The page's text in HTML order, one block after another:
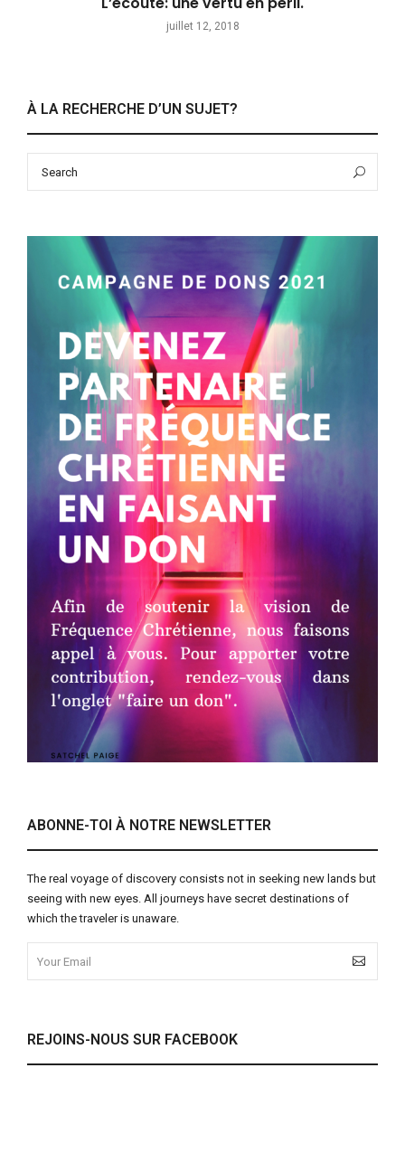
juillet 12, 2018
À LA RECHERCHE D’UN SUJET?
ABONNE-TOI À NOTRE NEWSLETTER
The real voyage of discovery consists not in seeking new lands but
seeing with new eyes. All journeys have secret destinations of
which the traveler is unaware.
REJOINS-NOUS SUR FACEBOOK